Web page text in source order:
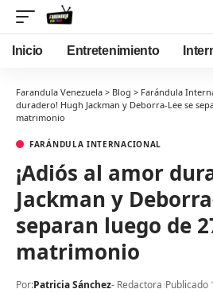
Inicio Entretenimiento
Farandula Venezuela > Blog > Farándula
duradero! Hugh Jackman y Deborra-Lee se
matrimonio
FARÁNDULA INTERNACIONAL
¡Adiós al amor
Jackman y
separan luego de
matrimonio
Por:Patricia Sánchez- Redactora Publicado